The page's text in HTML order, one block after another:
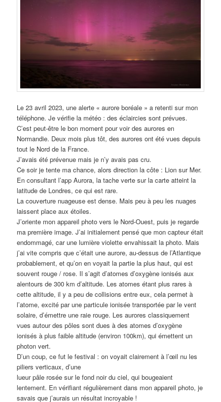
Le 23 avril 2023, une alerte « aurore boréale » a retenti sur mon
téléphone. Je vérifie la météo : des éclaircies sont prévues.
C’est peut-être le bon moment pour voir des aurores en
Normandie. Deux mois plus tôt, des aurores ont été vues depuis
tout le Nord de la France.
J’avais été prévenue mais je n’y avais pas cru.
Ce soir je tente ma chance, alors direction la côte : Lion sur Mer.
En consultant l’app Aurora, la tache verte sur la carte atteint la
latitude de Londres, ce qui est rare.
La couverture nuageuse est dense. Mais peu à peu les nuages
laissent place aux étoiles.
J’oriente mon appareil photo vers le Nord-Ouest, puis je regarde
ma première image. J’ai initialement pensé que mon capteur était
endommagé, car une lumière violette envahissait la photo. Mais
j’ai vite compris que c’était une aurore, au-dessus de l’Atlantique
probablement, et qu’on en voyait la partie la plus haut, qui est
souvent rouge / rose. Il s’agit d’atomes d’oxygène ionisés aux
alentours de 300 km d’altitude. Les atomes étant plus rares à
cette altitude, il y a peu de collisions entre eux, cela permet à
l’atome, excité par une particule ionisée transportée par le vent
solaire, d’émettre une raie rouge. Les aurores classiquement
vues autour des pôles sont dues à des atomes d’oxygène
ionisés à plus faible altitude (environ 100km), qui émettent un
photon vert.
D’un coup, ce fut le festival : on voyait clairement à l’œil nu les
piliers verticaux, d’une
lueur pâle rosée sur le fond noir du ciel, qui bougeaient
lentement. En vérifiant régulièrement dans mon appareil photo, je
savais que j’aurais un résultat incroyable !